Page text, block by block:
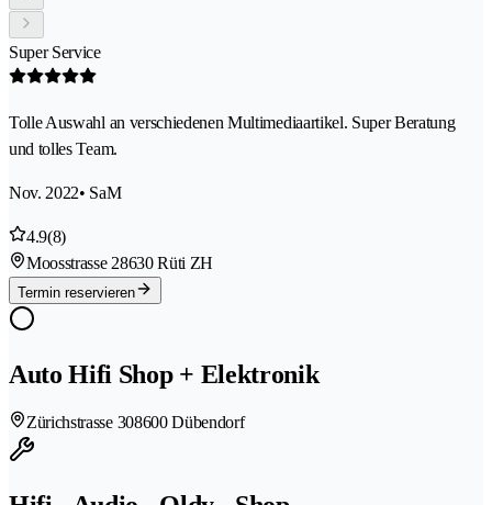
Super Service
Tolle Auswahl an verschiedenen Multimediaartikel. Super Beratung
und tolles Team.
Nov. 2022• SaM
4.9(8)
Moosstrasse 28630 Rüti ZH
Termin reservieren
Auto Hifi Shop + Elektronik
Zürichstrasse 308600 Dübendorf